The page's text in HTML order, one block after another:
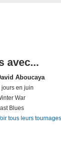
avec...
Aboucaya
jours en juin
War
Blues
tous leurs